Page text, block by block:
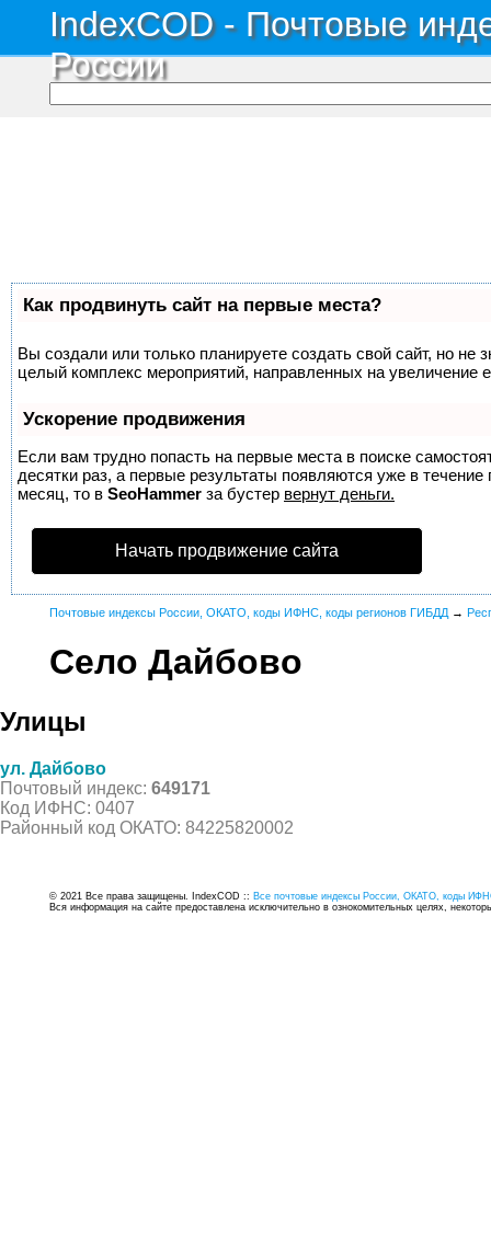
IndexCOD - Почтовые
России
Как продвинуть сайт на первые места?
Вы создали или только планируете создать свой сайт, но не
целый комплекс мероприятий, направленных на увеличение
Ускорение продвижения
Если вам трудно попасть на первые места в поиске
десятки раз, а первые результаты появляются уже в
месяц, то в SeoHammer за бустер вернут деньги.
Начать продвижение сайта
Почтовые индексы России, ОКАТО, коды ИФНС, коды регионов ГИБДД →
Село Дайбово
Улицы
ул. Дайбово
Почтовый индекс: 649171
Код ИФНС: 0407
Районный код ОКАТО: 84225820002
© 2021 Все права защищены. IndexCOD :: Все почтовые индексы России, ОКАТО, коды
Вся информация на сайте предоставлена исключительно в ознокомительных целях,